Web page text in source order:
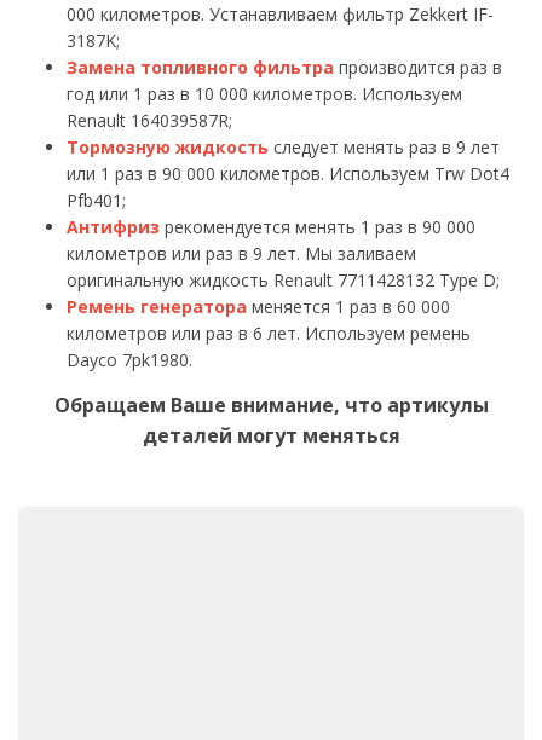
000 километров. Устанавливаем фильтр Zekkert IF-
3187K;
Замена топливного фильтра производится раз в
год или 1 раз в 10 000 километров. Используем
Renault 164039587R;
Тормозную жидкость следует менять раз в 9 лет
или 1 раз в 90 000 километров. Используем Trw Dot4
Pfb401;
Антифриз рекомендуется менять 1 раз в 90 000
километров или раз в 9 лет. Мы заливаем
оригинальную жидкость Renault 7711428132 Type D;
Ремень генератора меняется 1 раз в 60 000
километров или раз в 6 лет. Используем ремень
Dayco 7pk1980.
Обращаем Ваше внимание, что артикулы
деталей могут меняться